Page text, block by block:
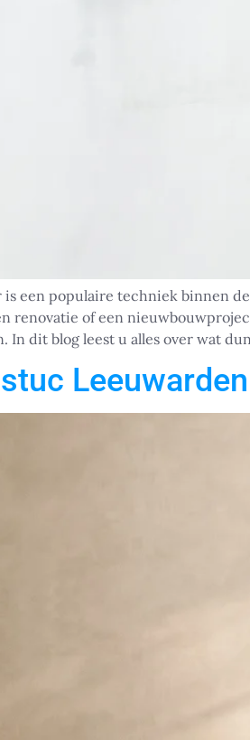
een populaire techniek binnen
renovatie of een
In dit blog leest u alles over wat
Leeuwarden